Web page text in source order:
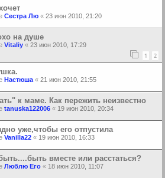
Сестра Лю « 23 июн 2010, 21:20
на душе
Vitaliy « 23 июн 2010, 17:29
1 2
Настюша « 21 июн 2010, 21:55
к маме. Как пережить неизвестно
tanuska122006 « 19 июн 2010, 20:34
уже,чтобы его отпустила
Vanilla22 « 19 июн 2010, 16:33
вместе или расстаться?
Люблю Его « 18 июн 2010, 11:07